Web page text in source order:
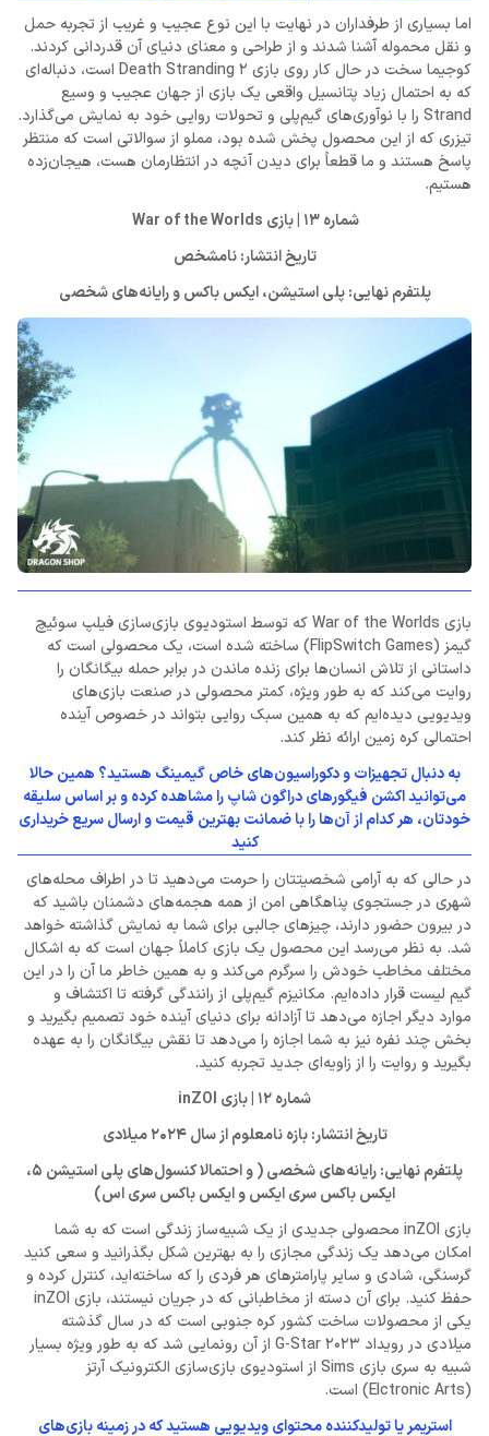
اما بسیاری از طرفداران در نهایت با این نوع عجیب و غریب از تجربه حمل
و نقل محموله آشنا شدند و از طراحی و معنای دنیای آن قدردانی کردند.
کوجیما سخت در حال کار روی بازی Death Stranding 2 است، دنباله‌ای
که به احتمال زیاد پتانسیل واقعی یک بازی از جهان عجیب و وسیع
Strand را با نوآوری‌های گیم‌پلی و تحولات روایی خود به نمایش می‌گذارد.
تیزری که از این محصول پخش شده بود، مملو از سوالاتی است که منتظر
پاسخ هستند و ما قطعاً برای دیدن آنچه در انتظارمان هست، هیجان‌زده
هستیم.
شماره 13 | بازی War of the Worlds
تاریخ انتشار: نامشخص
پلتفرم نهایی: پلی استیشن، ایکس باکس و رایانه‌های شخصی
بازی War of the Worlds که توسط استودیوی بازی‌سازی فیلپ سوئیچ
گیمز (FlipSwitch Games) ساخته شده است، یک محصولی است که
داستانی از تلاش انسان‌ها برای زنده ماندن در برابر حمله بیگانگان را
روایت می‌کند که به طور ویژه، کمتر محصولی در صنعت بازی‌های
ویدیویی دیده‌ایم که به همین سبک روایی بتواند در خصوص آینده
احتمالی کره زمین ارائه نظر کند.
به دنبال تجهیزات و دکوراسیون‌های خاص گیمینگ هستید؟ همین حالا
می‌توانید اکشن فیگورهای دراگون شاپ را مشاهده کرده و بر اساس سلیقه
خودتان، هر کدام از آن‌ها را با ضمانت بهترین قیمت و ارسال سریع خریداری
کنید
در حالی که به آرامی شخصیتتان را حرمت می‌دهید تا در اطراف محله‌های
شهری در جستجوی پناهگاهی امن از همه هجمه‌های دشمنان باشید که
در بیرون حضور دارند، چیزهای جالبی برای شما به نمایش گذاشته خواهد
شد. به نظر می‌رسد این محصول یک بازی کاملاً جهان است که به اشکال
مختلف مخاطب خودش را سرگرم می‌کند و به همین خاطر ما آن را در این
گیم لیست قرار داده‌ایم. مکانیزم گیم‌پلی از رانندگی گرفته تا اکتشاف و
موارد دیگر اجازه می‌دهد تا آزادانه برای دنیای آینده خود تصمیم بگیرید و
بخش چند نفره نیز به شما اجازه را می‌دهد تا نقش بیگانگان را به عهده
بگیرید و روایت را از زاویه‌ای جدید تجربه کنید.
شماره 12 | بازی inZOI
تاریخ انتشار: بازه نامعلوم از سال 2024 میلادی
پلتفرم نهایی: رایانه‌های شخصی ( و احتمالا کنسول‌های پلی استیشن 5،
ایکس باکس سری ایکس و ایکس باکس سری اس)
بازی inZOI محصولی جدیدی از یک شبیه‌ساز زندگی است که به شما
امکان می‌دهد یک زندگی مجازی را به بهترین شکل بگذرانید و سعی کنید
گرسنگی، شادی و سایر پارامترهای هر فردی را که ساخته‌اید، کنترل کرده و
حفظ کنید. برای آن دسته از مخاطبانی که در جریان نیستند، بازی inZOI
یکی از محصولات ساخت کشور کره جنوبی است که در سال گذشته
میلادی در رویداد G-Star 2023 از آن رونمایی شد که به طور ویژه بسیار
شبیه به سری بازی Sims از استودیوی بازی‌سازی الکترونیک آرتز
(Elctronic Arts) است.
استریمر یا تولیدکننده محتوای ویدیویی هستید که در زمینه بازی‌های